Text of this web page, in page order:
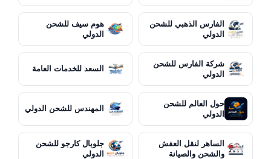
الفارس الذهبي للشحن
الدولي
هوم سيف للشحن
الدولي
شركة الفارس للشحن
الدولي
السعد للخدمات العامة
حول العالم للشحن
الدولي
المهندس للشحن الدولي
الساهر لنقل العفش
والشحن والصيانة
جلوبال كارجو للشحن
الدولي